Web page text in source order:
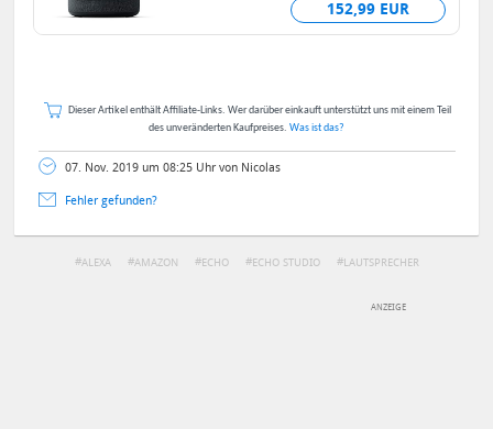
152,99 EUR
Dieser Artikel enthält Affiliate-Links. Wer darüber einkauft unterstützt uns mit einem Teil
des unveränderten Kaufpreises. Was ist das?
07. Nov. 2019 um 08:25 Uhr von Nicolas
Fehler gefunden?
ALEXA AMAZON ECHO ECHO STUDIO LAUTSPRECHER